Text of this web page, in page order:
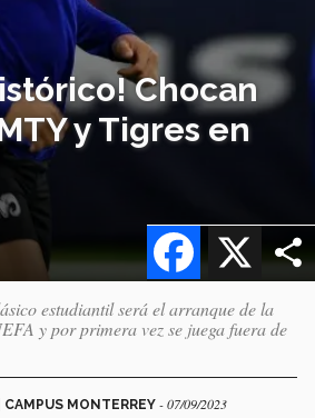
Chocan
y Tigres en
X
Facebook
estudiantil será el arranque de la
y por primera vez se juega fuera de
MONTERREY - 07/09/2023